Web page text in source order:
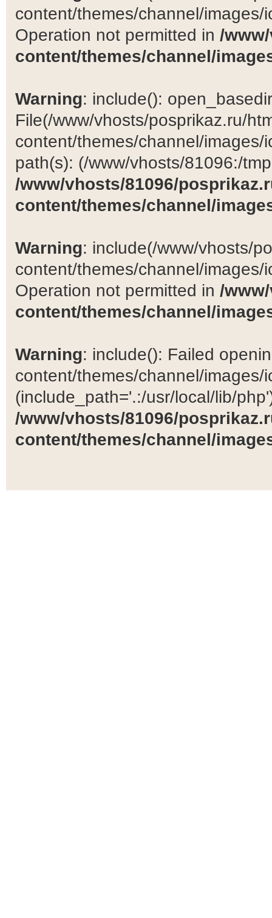
content/themes/channel/
Operation not permitted in /
content/themes/channel/
Warning: include():
File(/www/vhosts/posprikaz.ru/
content/themes/channel/
path(s): (/www/vhosts/81096:/
/www/vhosts/81096/
content/themes/channel/
Warning: include(/www/vhosts/
content/themes/channel/
Operation not permitted in /
content/themes/channel/
Warning: include(): Failed
content/themes/channel/images/
(include_path='.:/usr/local/lib/
/www/vhosts/81096/
content/themes/channel/